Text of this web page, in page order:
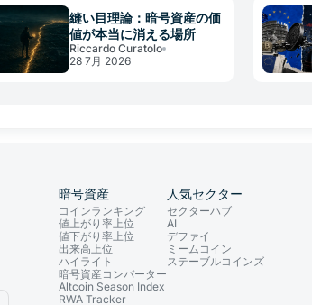
縫い目理論：暗号資産の価
値が本当に消える場所
Riccardo Curatolo
28 7月 2026
暗号資産
コインランキング
値上がり率上位
値下がり率上位
出来高上位
ハイライト
暗号資産コンバーター
Altcoin Season Index
RWA Tracker
人気セクター
セクターハブ
AI
デファイ
ミームコイン
ステーブルコインズ